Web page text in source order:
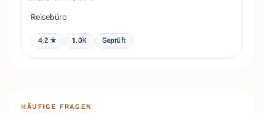
Reisebüro
4,2 ★ 1.0K Geprüft
HÄUFIGE FRAGEN